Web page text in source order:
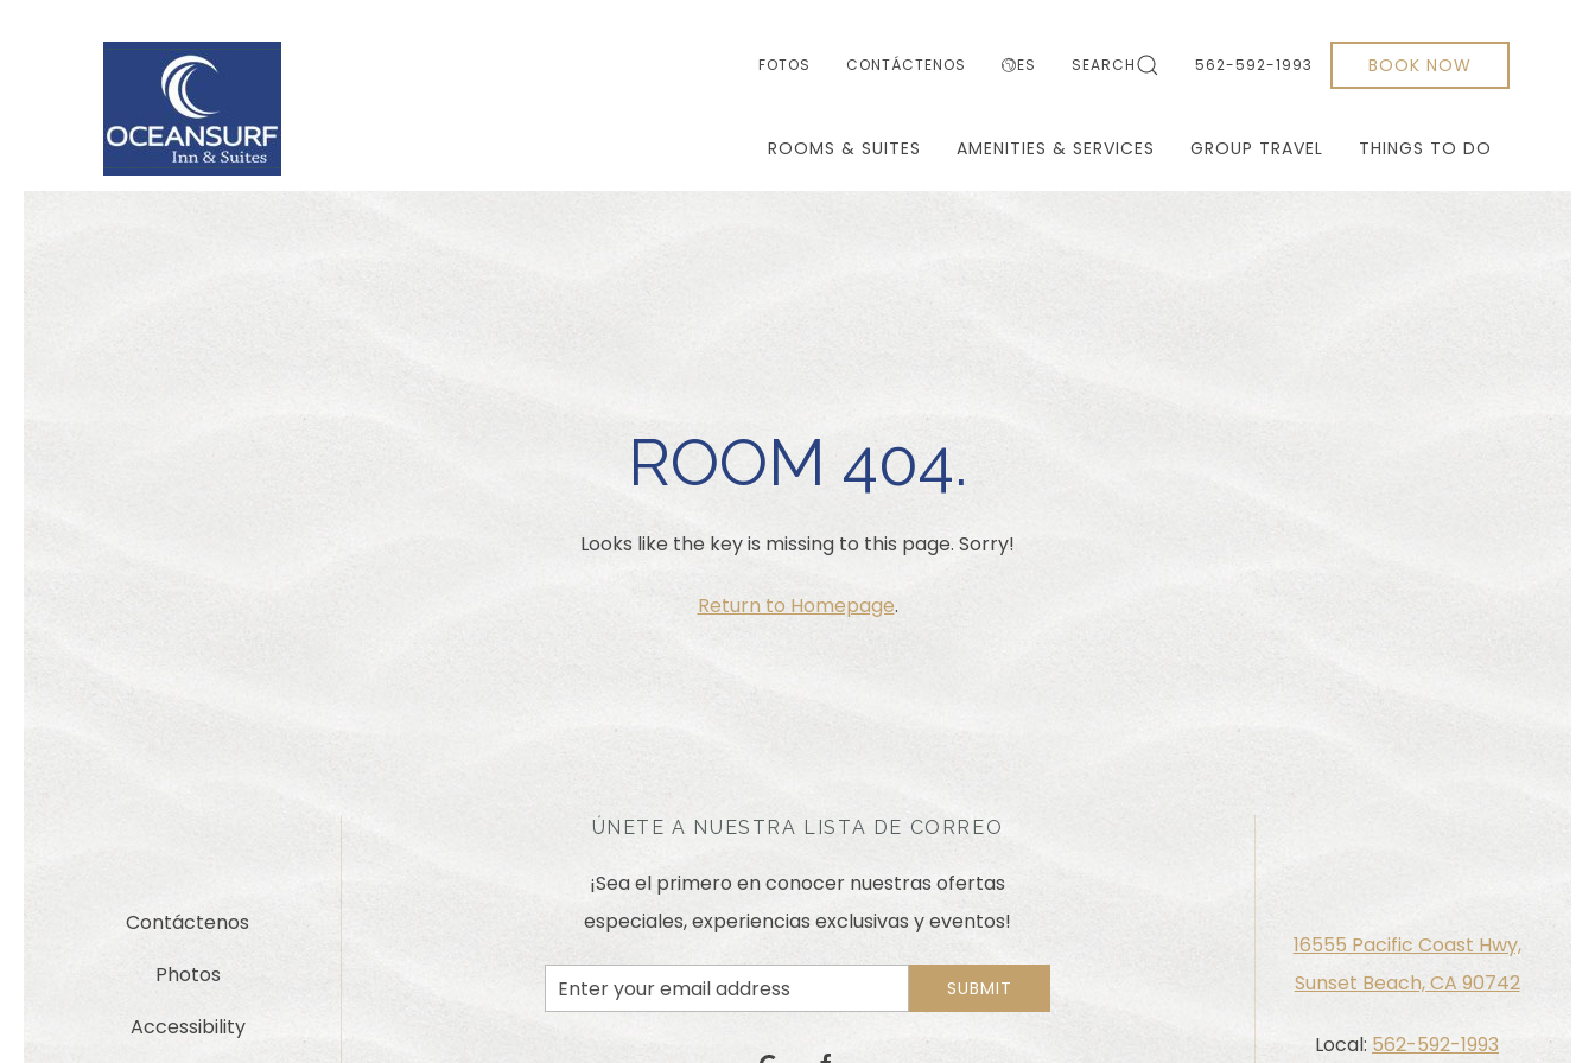
FOTOS CONTÁCTENOS ES SEARCH 562-592-1993 BOOK NOW
ROOMS & SUITES AMENITIES & SERVICES GROUP TRAVEL THINGS TO DO
ROOM 404.
Looks like the key is missing to this page. Sorry!
Return to Homepage.
ÚNETE A NUESTRA LISTA DE CORREO
¡Sea el primero en conocer nuestras ofertas
especiales, experiencias exclusivas y eventos!
Email
Address
SUBMIT
Contáctenos
Photos
Accessibility
16555 Pacific Coast Hwy,
Sunset Beach, CA 90742
Local: 562-592-1993